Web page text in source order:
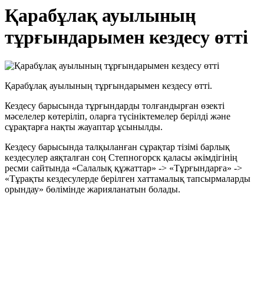
Қарабұлақ ауылының
тұрғындарымен кездесу өтті
Қарабұлақ ауылының тұрғындарымен кездесу өтті.
Кездесу барысында тұрғындарды толғандырған өзекті
мәселелер көтеріліп, оларға түсініктемелер берілді және
сұрақтарға нақты жауаптар ұсынылды.
Кездесу барысында талқыланған сұрақтар тізімі барлық
кездесулер аяқталған соң Степногорск қаласы әкімдігінің
ресми сайтында «Салалық құжаттар» -> «Тұрғындарға» ->
«Тұрақты кездесулерде берілген хаттамалық тапсырмаларды
орындау» бөлімінде жарияланатын болады.